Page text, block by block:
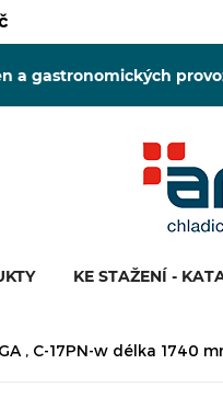
a gastronomických
KE STAŽENÍ -
, C-17PN-w délka 1740